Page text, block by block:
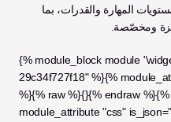
ومخصّصة.
{% module_block module
29c34f727f18" %}{%
%}{% raw %}{}{% endraw
module_attribute "css"